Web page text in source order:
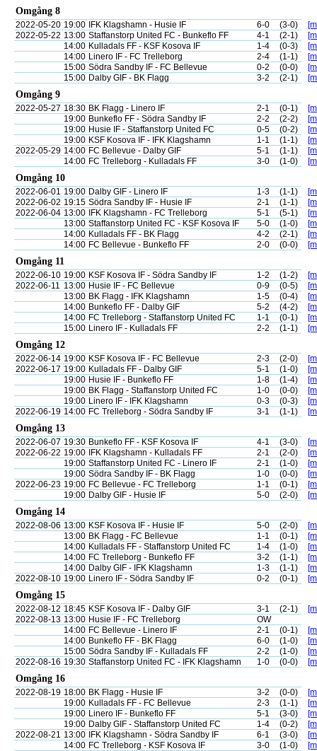
Omgång 8
2022-05-20 19:00 IFK Klagshamn - Husie IF 6-0 (3-0)
2022-05-22 13:00 Staffanstorp United FC - Bunkeflo FF 4-1 (2-1)
14:00 Kulladals FF - KSF Kosova IF 1-4 (0-3)
14:00 Linero IF - FC Trelleborg 2-4 (1-1)
15:00 Södra Sandby IF - FC Bellevue 0-2 (0-0)
15:00 Dalby GIF - BK Flagg 3-2 (2-1)
Omgång 9
2022-05-27 18:30 BK Flagg - Linero IF 2-1 (0-1)
19:00 Bunkeflo FF - Södra Sandby IF 2-2 (2-2)
19:00 Husie IF - Staffanstorp United FC 0-5 (0-2)
19:00 KSF Kosova IF - IFK Klagshamn 1-1 (1-1)
2022-05-29 14:00 FC Bellevue - Dalby GIF 5-1 (1-1)
14:00 FC Trelleborg - Kulladals FF 3-0 (1-0)
Omgång 10
2022-06-01 19:00 Dalby GIF - Linero IF 1-3 (1-1)
2022-06-02 19:15 Södra Sandby IF - Husie IF 2-1 (1-1)
2022-06-04 13:00 IFK Klagshamn - FC Trelleborg 5-1 (5-1)
13:00 Staffanstorp United FC - KSF Kosova IF 5-0 (1-0)
14:00 Kulladals FF - BK Flagg 4-2 (2-1)
14:00 FC Bellevue - Bunkeflo FF 2-0 (0-0)
Omgång 11
2022-06-10 19:00 KSF Kosova IF - Södra Sandby IF 1-2 (1-2)
2022-06-11 13:00 Husie IF - FC Bellevue 0-9 (0-5)
13:00 BK Flagg - IFK Klagshamn 1-5 (0-4)
14:00 Bunkeflo FF - Dalby GIF 5-2 (4-2)
14:00 FC Trelleborg - Staffanstorp United FC 1-1 (0-1)
15:00 Linero IF - Kulladals FF 2-2 (1-1)
Omgång 12
2022-06-14 19:00 KSF Kosova IF - FC Bellevue 2-3 (2-0)
2022-06-17 19:00 Kulladals FF - Dalby GIF 5-1 (1-0)
19:00 Husie IF - Bunkeflo FF 1-8 (1-4)
19:00 BK Flagg - Staffanstorp United FC 1-0 (0-0)
19:00 Linero IF - IFK Klagshamn 0-3 (0-3)
2022-06-19 14:00 FC Trelleborg - Södra Sandby IF 3-1 (1-1)
Omgång 13
2022-06-07 19:30 Bunkeflo FF - KSF Kosova IF 4-1 (3-0)
2022-06-22 19:00 IFK Klagshamn - Kulladals FF 2-1 (2-0)
19:00 Staffanstorp United FC - Linero IF 2-1 (1-0)
19:00 Södra Sandby IF - BK Flagg 1-0 (0-0)
2022-06-23 19:00 FC Bellevue - FC Trelleborg 1-1 (0-1)
19:00 Dalby GIF - Husie IF 5-0 (2-0)
Omgång 14
2022-08-06 13:00 KSF Kosova IF - Husie IF 5-0 (2-0)
13:00 BK Flagg - FC Bellevue 1-1 (0-1)
14:00 Kulladals FF - Staffanstorp United FC 1-4 (1-0)
14:00 FC Trelleborg - Bunkeflo FF 3-2 (1-1)
14:00 Dalby GIF - IFK Klagshamn 1-3 (1-1)
2022-08-10 19:00 Linero IF - Södra Sandby IF 0-2 (0-1)
Omgång 15
2022-08-12 18:45 KSF Kosova IF - Dalby GIF 3-1 (2-1)
2022-08-13 13:00 Husie IF - FC Trelleborg
OW
14:00 FC Bellevue - Linero IF 2-1 (0-1)
14:00 Bunkeflo FF - BK Flagg 6-0 (1-0)
15:00 Södra Sandby IF - Kulladals FF 2-2 (1-0)
2022-08-16 19:30 Staffanstorp United FC - IFK Klagshamn 1-0 (0-0)
Omgång 16
2022-08-19 18:00 BK Flagg - Husie IF 3-2 (0-0)
19:00 Kulladals FF - FC Bellevue 2-3 (1-1)
19:00 Linero IF - Bunkeflo FF 5-1 (3-0)
19:00 Dalby GIF - Staffanstorp United FC 1-4 (0-2)
2022-08-21 13:00 IFK Klagshamn - Södra Sandby IF 6-1 (3-0)
14:00 FC Trelleborg - KSF Kosova IF 3-0 (1-0)